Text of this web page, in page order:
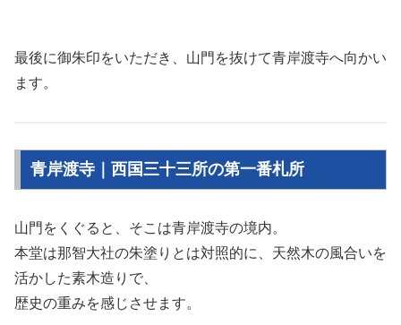
最後に御朱印をいただき、山門を抜けて青岸渡寺へ向かい
ます。
青岸渡寺｜西国三十三所の第一番札所
山門をくぐると、そこは青岸渡寺の境内。
本堂は那智大社の朱塗りとは対照的に、天然木の風合いを
活かした素木造りで、
歴史の重みを感じさせます。